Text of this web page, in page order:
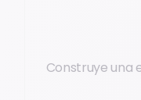
Construye una